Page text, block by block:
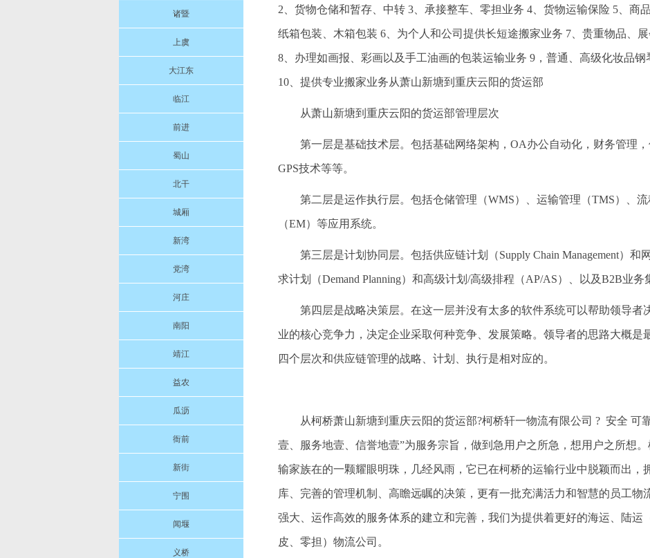
诸暨
上虞
大江东
临江
前进
蜀山
北干
城厢
新湾
党湾
河庄
南阳
靖江
益农
瓜沥
衙前
新街
宁围
闻堰
义桥
2、货物仓储和暂存、中转 3、承接整车、零担业务 4、货物运输保险 5、商
纸箱包装、木箱包装 6、为个人和公司提供长短途搬家业务 7、贵重物品、
8、办理如画报、彩画以及手工油画的包装运输业务 9，普通、高级化妆品
10、提供专业搬家业务从萧山新塘到重庆云阳的货运部
从萧山新塘到重庆云阳的货运部管理层次
第一层是基础技术层。包括基础网络架构，OA办公自动化，财务管理，
GPS技术等等。
第二层是运作执行层。包括仓储管理（WMS）、运输管理（TMS）、
（EM）等应用系统。
第三层是计划协同层。包括供应链计划（Supply Chain Management）和
求计划（Demand Planning）和高级计划/高级排程（AP/AS）、以及B2B业务
第四层是战略决策层。在这一层并没有太多的软件系统可以帮助领导者
业的核心竞争力，决定企业采取何种竞争、发展策略。领导者的思路大概是
四个层次和供应链管理的战略、计划、执行是相对应的。
从柯桥萧山新塘到重庆云阳的货运部?柯桥轩一物流有限公司 ? 安全 可
壹、服务地壹、信誉地壹”为服务宗旨，做到急用户之所急，想用户之所想
输家族在的一颗耀眼明珠，几经风雨，它已在柯桥的运输行业中脱颖而出，
库、完善的管理机制、高瞻远瞩的决策，更有一批充满活力和智慧的员工物
强大、运作高效的服务体系的建立和完善，我们为提供着更好的海运、陆运
皮、零担）物流公司。